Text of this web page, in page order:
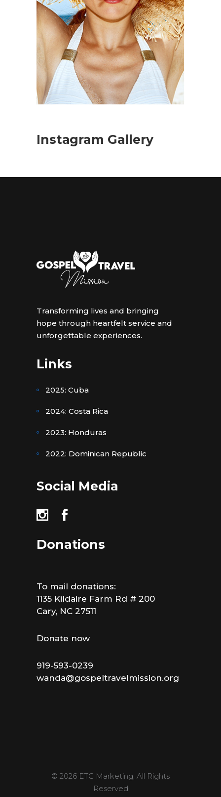
Instagram Gallery
Transforming lives and bringing
hope through heartfelt service and
unforgettable experiences.
Links
2025: Cuba
2024: Costa Rica
2023: Honduras
2022: Dominican Republic
Social Media
Donations
To mail donations:
1135 Kildaire Farm Rd # 200
Cary, NC 27511
Donate now
919-593-0239
wanda@gospeltravelmission.org
© 2026 ETC Marketing, All Rights
Reserved